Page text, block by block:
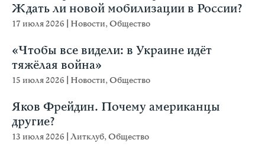
Ждать ли новой мобилизации в России?
17 июля 2026 Новости,Общество
«Чтобы все видели: в Украине идёт
тяжёлая война»
15 июля 2026 Новости,Общество
Яков Фрейдин. Почему американцы
другие?
13 июля 2026 Литклуб,Общество